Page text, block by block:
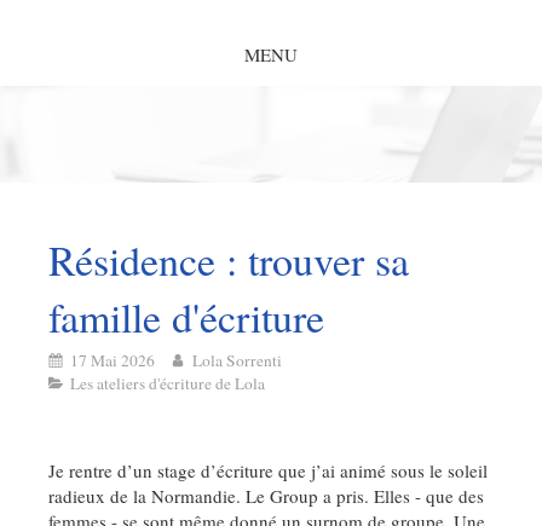
MENU
Résidence : trouver sa
famille d'écriture
17 Mai 2026
Lola Sorrenti
Les ateliers d'écriture de Lola
Je rentre d’un stage d’écriture que j’ai animé sous le soleil
radieux de la Normandie. Le Group a pris. Elles - que des
femmes - se sont même donné un surnom de groupe. Une